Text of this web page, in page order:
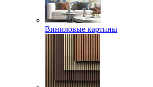
Виниловые картины